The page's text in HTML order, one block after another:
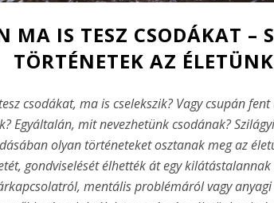
MA IS TESZ CSODÁKAT –
TÖRTÉNETEK AZ
csodákat, ma is cselekszik? Vagy csupán
Egyáltalán, mit nevezhetünk csodának?
olyan történeteket osztanak meg az
gondviselését élhették át egy
mentális problémáról vagy anyagi